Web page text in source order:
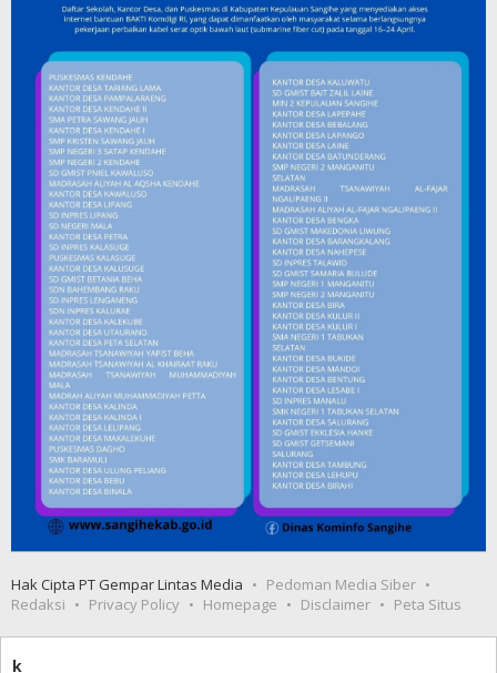
Hak Cipta PT Gempar Lintas Media
Pedoman Media Siber
Redaksi
Privacy Policy Homepage Disclaimer Peta Situs
k